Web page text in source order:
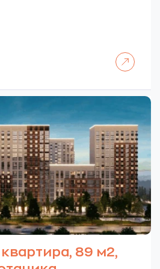
89 м2,